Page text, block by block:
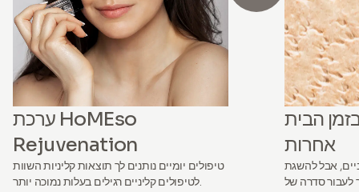
ערכת HoMEso
Rejuvenation
טיפולים יומיים נותנים לך תוצאות קליניות השוות
לטיפולים קליניים רגילים בעלות נמוכה יותר.
הבית
אחרות
אבל להשגת
לעבור סדרה של